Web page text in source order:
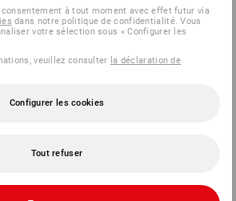
à tout moment avec effet futur via
dans notre politique de confidentialité. Vous
votre sélection sous « Configurer les
veuillez consulter la déclaration de
Configurer les cookies
Tout refuser